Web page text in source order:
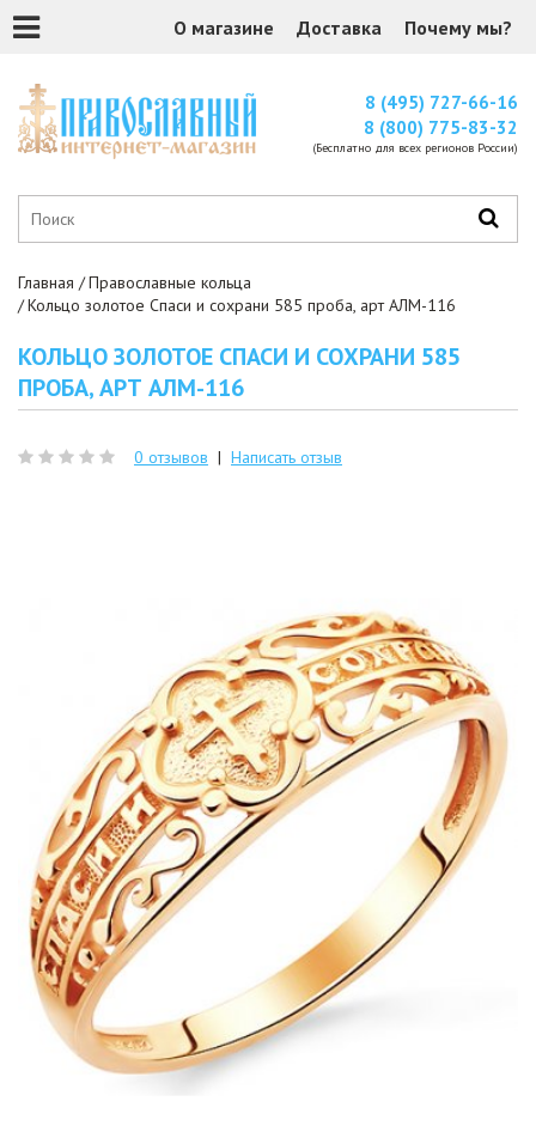
О магазине Доставка Почему мы?
8 (495) 727-66-16
8 (800) 775-83-32
(Бесплатно для всех регионов России)
Главная
Православные кольца
Кольцо золотое Спаси и сохрани 585 проба, арт АЛМ-116
КОЛЬЦО ЗОЛОТОЕ СПАСИ И СОХРАНИ 585
ПРОБА, АРТ АЛМ-116
0 отзывов | Написать отзыв